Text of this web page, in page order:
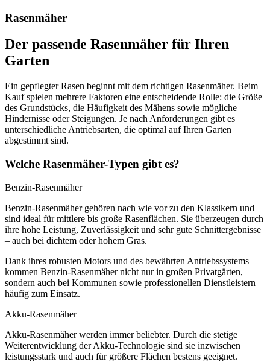
Rasenmäher
Der passende Rasenmäher für Ihren
Garten
Ein gepflegter Rasen beginnt mit dem richtigen Rasenmäher. Beim
Kauf spielen mehrere Faktoren eine entscheidende Rolle: die Größe
des Grundstücks, die Häufigkeit des Mähens sowie mögliche
Hindernisse oder Steigungen. Je nach Anforderungen gibt es
unterschiedliche Antriebsarten, die optimal auf Ihren Garten
abgestimmt sind.
Welche Rasenmäher-Typen gibt es?
Benzin-Rasenmäher
Benzin-Rasenmäher gehören nach wie vor zu den Klassikern und
sind ideal für mittlere bis große Rasenflächen. Sie überzeugen durch
ihre hohe Leistung, Zuverlässigkeit und sehr gute Schnittergebnisse
– auch bei dichtem oder hohem Gras.
Dank ihres robusten Motors und des bewährten Antriebssystems
kommen Benzin-Rasenmäher nicht nur in großen Privatgärten,
sondern auch bei Kommunen sowie professionellen Dienstleistern
häufig zum Einsatz.
Akku-Rasenmäher
Akku-Rasenmäher werden immer beliebter. Durch die stetige
Weiterentwicklung der Akku-Technologie sind sie inzwischen
leistungsstark und auch für größere Flächen bestens geeignet.